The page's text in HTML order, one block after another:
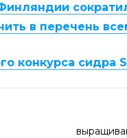
в перечень
конкурса сидра